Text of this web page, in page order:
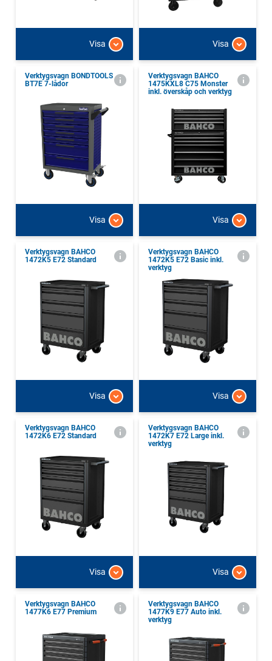
Visa Visa
Verktygsvagn BONDTOOLS
BT7E 7-lådor
Visa
Verktygsvagn BAHCO
1475KXL8 C75 Monster
inkl. överskåp och verktyg
Visa
Verktygsvagn BAHCO
1472K5 E72 Standard
Visa
Verktygsvagn BAHCO
1472K5 E72 Basic inkl.
verktyg
Visa
Verktygsvagn BAHCO
1472K6 E72 Standard
Visa
Verktygsvagn BAHCO
1472K7 E72 Large inkl.
verktyg
Visa
Verktygsvagn BAHCO
1477K6 E77 Premium
Verktygsvagn BAHCO
1477K9 E77 Auto inkl.
verktyg